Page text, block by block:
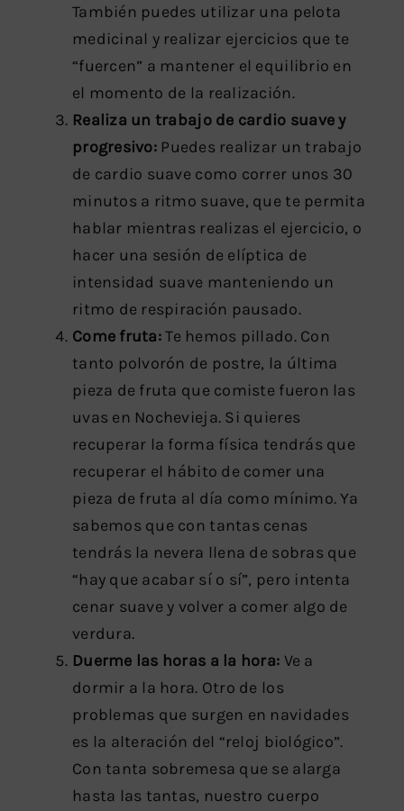
También puedes utilizar una pelota
medicinal y realizar ejercicios que te
“fuercen” a mantener el equilibrio en
el momento de la realización.
Realiza un trabajo de cardio suave y
progresivo: Puedes realizar un trabajo
de cardio suave como correr unos 30
minutos a ritmo suave, que te permita
hablar mientras realizas el ejercicio, o
hacer una sesión de elíptica de
intensidad suave manteniendo un
ritmo de respiración pausado.
Come fruta:Te hemos pillado. Con
tanto polvorón de postre, la última
pieza de fruta que comiste fueron las
uvas en Nochevieja. Si quieres
recuperar la forma física tendrás que
recuperar el hábito de comer una
pieza de fruta al día como mínimo. Ya
sabemos que con tantas cenas
tendrás la nevera llena de sobras que
“hay que acabar sí o sí”, pero intenta
cenar suave y volver a comer algo de
verdura.
Duerme las horas a la hora: Ve a
dormir a la hora. Otro de los
problemas que surgen en navidades
es la alteración del “reloj biológico”.
Con tanta sobremesa que se alarga
hasta las tantas, nuestro cuerpo